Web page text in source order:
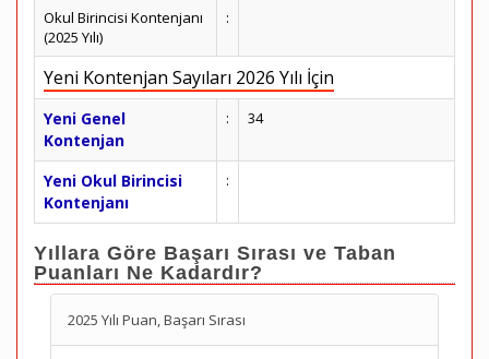
Okul Birincisi Kontenjanı
(2025 Yılı)
:
Yeni Kontenjan Sayıları 2026 Yılı İçin
Yeni Genel
Kontenjan
: 34
Yeni Okul Birincisi
Kontenjanı
:
Yıllara Göre Başarı Sırası ve Taban
Puanları Ne Kadardır?
2025 Yılı Puan, Başarı Sırası